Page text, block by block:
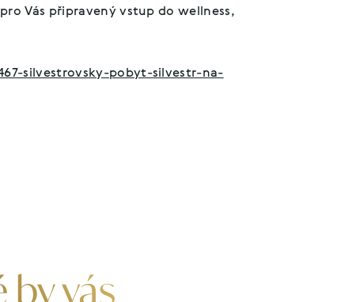
Vás připravený vstup do wellness,
silvestrovsky-pobyt-silvestr-na-
vás